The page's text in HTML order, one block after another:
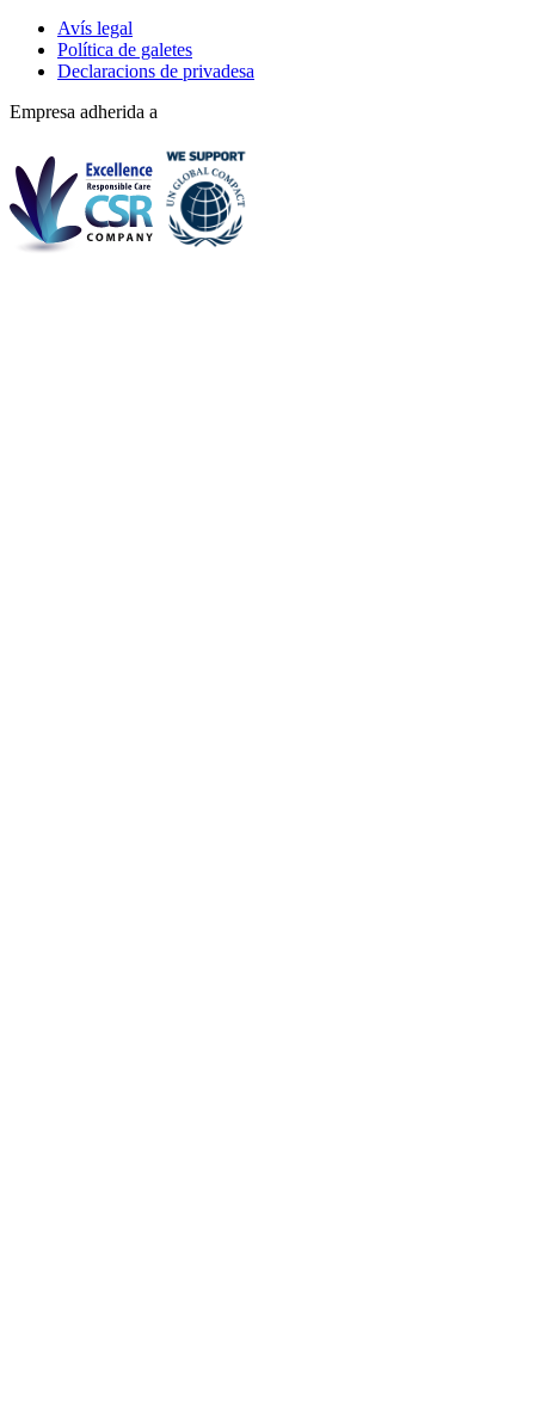
Avís legal
Política de galetes
Declaracions de privadesa
Empresa adherida a